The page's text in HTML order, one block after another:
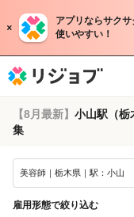
アプリならサク
使いやすい！
【8月最新】 小山駅（栃
集
美容師｜栃木県｜駅：小山
雇用形態で絞り込む